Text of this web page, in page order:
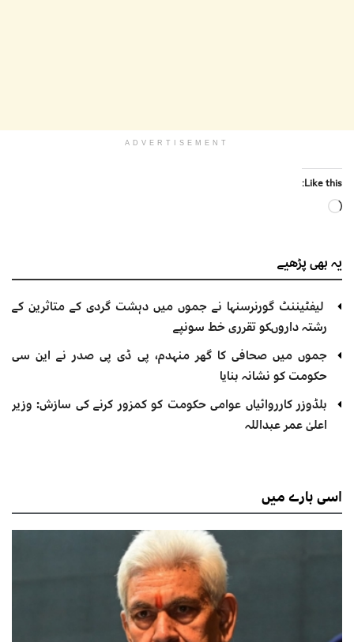
ADVERTISEMENT
Like this:
Loading…
یہ بھیپڑھیے
لیفٹیننٹ گورنرسنہا نے جموں میں دہشت گردی کے متاثرین کے
رشتہ داروںکو تقرری خط سونپے
جموں میں صحافی کا گھر منہدم، پی ڈی پی صدر نے این سی
حکومت کو نشانہ بنایا
بلڈوزر کارروائیاں عوامی حکومت کو کمزور کرنے کی سازش: وزیر
اعلیٰ عمر عبداللہ
اسیبارے میں